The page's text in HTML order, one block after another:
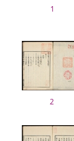
1
2